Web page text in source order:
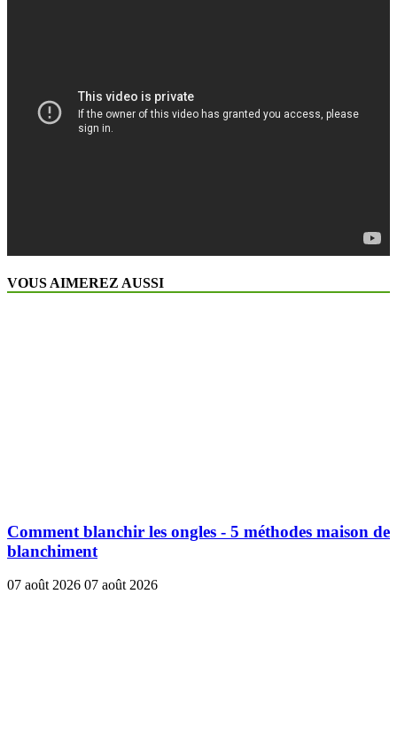
VOUS AIMEREZ AUSSI
Comment blanchir les ongles - 5 méthodes maison de
blanchiment
07 août 2026 07 août 2026